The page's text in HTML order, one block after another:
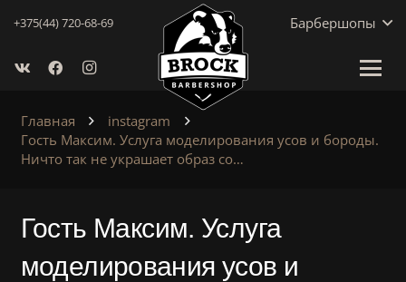
+375(44) 720-68-69 Барбершопы
Главная
instagram
Гость Максим. Услуга моделирования усов и бороды.
Ничто так не украшает образ со…
Гость Максим. Услуга
моделирования усов и